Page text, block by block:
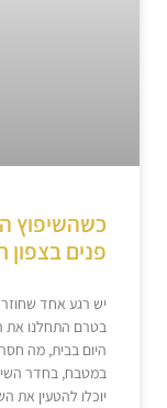
כשהשיפוץ
פנים בצפון
יש רגע אחד
בטרם התחלנו את
היום בבית, מה
במטבח, בחדר
יוכלו להטעין את